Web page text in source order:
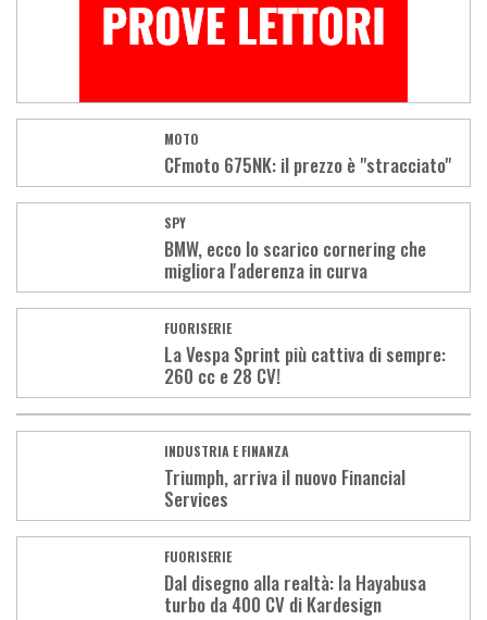
MOTO
CFmoto 675NK: il prezzo è "stracciato"
SPY
BMW, ecco lo scarico cornering che
migliora l'aderenza in curva
FUORISERIE
La Vespa Sprint più cattiva di sempre:
260 cc e 28 CV!
INDUSTRIA E FINANZA
Triumph, arriva il nuovo Financial
Services
FUORISERIE
Dal disegno alla realtà: la Hayabusa
turbo da 400 CV di Kardesign